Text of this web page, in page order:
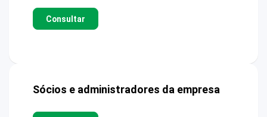
Consultar
Sócios e administradores da empresa